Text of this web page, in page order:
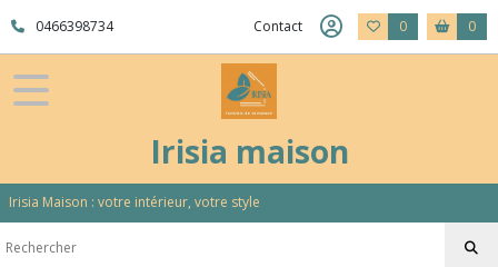
0466398734 Contact 0 0
Irisia maison
Irisia Maison : votre intérieur, votre style